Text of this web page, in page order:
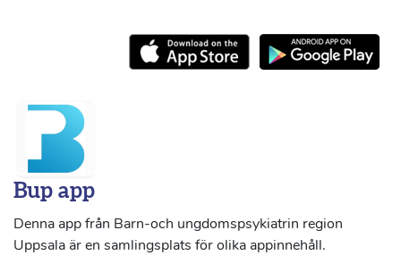
Bup app
Denna app från Barn-och ungdomspsykiatrin region
Uppsala är en samlingsplats för olika appinnehåll.